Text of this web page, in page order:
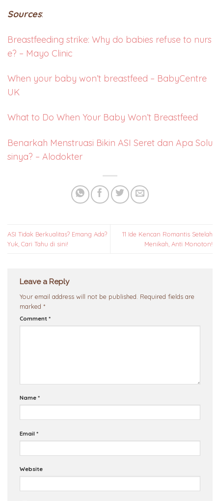
Sources:
Breastfeeding strike: Why do babies refuse to nurs
e? – Mayo Clinic
When your baby won’t breastfeed – BabyCentre
UK
What to Do When Your Baby Won’t Breastfeed
Benarkah Menstruasi Bikin ASI Seret dan Apa Solu
sinya? – Alodokter
ASI Tidak Berkualitas? Emang Ada?
Yuk, Cari Tahu di sini!
11 Ide Kencan Romantis Setelah
Menikah, Anti Monoton!
Leave a Reply
Your email address will not be published. Required fields are
marked *
Comment *
Name *
Email *
Website